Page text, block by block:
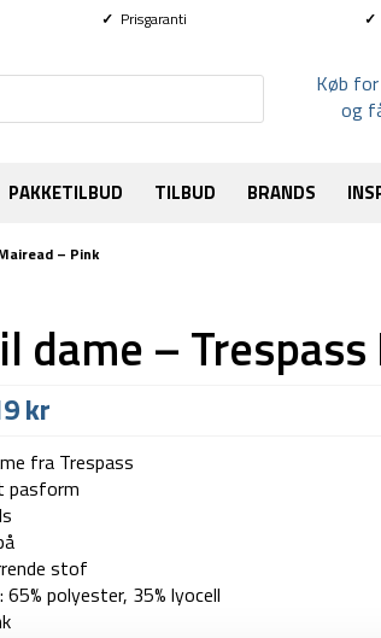
✓ Prisgaranti ✓
Køb for
og
PAKKETILBUD TILBUD BRANDS
– Pink
dame –
kr.
krDen
pris
er:
fra Trespass
pasform
stof
65% polyester, 35% lyocell